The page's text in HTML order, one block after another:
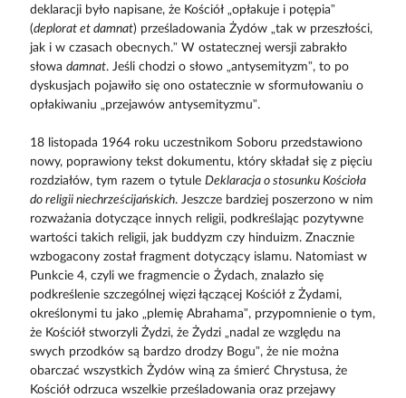
deklaracji było napisane, że Kościół „opłakuje i potępia”
(deplorat et damnat) prześladowania Żydów „tak w przeszłości,
jak i w czasach obecnych.” W ostatecznej wersji zabrakło
słowa damnat. Jeśli chodzi o słowo „antysemityzm”, to po
dyskusjach pojawiło się ono ostatecznie w sformułowaniu o
opłakiwaniu „przejawów antysemityzmu”.
18 listopada 1964 roku uczestnikom Soboru przedstawiono
nowy, poprawiony tekst dokumentu, który składał się z pięciu
rozdziałów, tym razem o tytule Deklaracja o stosunku Kościoła
do religii niechrześcijańskich. Jeszcze bardziej poszerzono w nim
rozważania dotyczące innych religii, podkreślając pozytywne
wartości takich religii, jak buddyzm czy hinduizm. Znacznie
wzbogacony został fragment dotyczący islamu. Natomiast w
Punkcie 4, czyli we fragmencie o Żydach, znalazło się
podkreślenie szczególnej więzi łączącej Kościół z Żydami,
określonymi tu jako „plemię Abrahama”, przypomnienie o tym,
że Kościół stworzyli Żydzi, że Żydzi „nadal ze względu na
swych przodków są bardzo drodzy Bogu”, że nie można
obarczać wszystkich Żydów winą za śmierć Chrystusa, że
Kościół odrzuca wszelkie prześladowania oraz przejawy